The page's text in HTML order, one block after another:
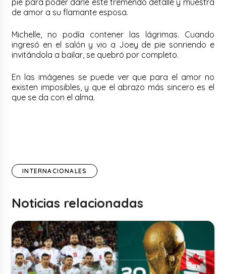
de amor a su flamante esposa.
Michelle, no podía contener las lágrimas. Cuando
ingresó en el salón y vio a Joey de pie sonriendo e
invitándola a bailar, se quebró por completo.
En las imágenes se puede ver que para el amor no
existen imposibles, y que el abrazo más sincero es el
que se da con el alma.
INTERNACIONALES
Noticias relacionadas